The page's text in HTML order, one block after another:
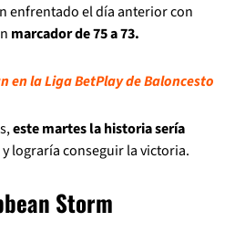
enfrentado el día anterior con
marcador de 75 a 73.
en la Liga BetPlay de Baloncesto
este martes la historia sería
lograría conseguir la victoria.
Storm